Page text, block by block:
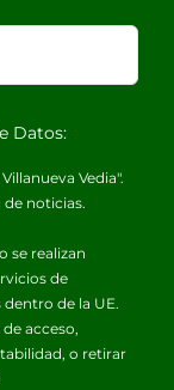
Datos:
Vedia".
noticias.
se realizan
de
de la UE.
acceso,
o retirar